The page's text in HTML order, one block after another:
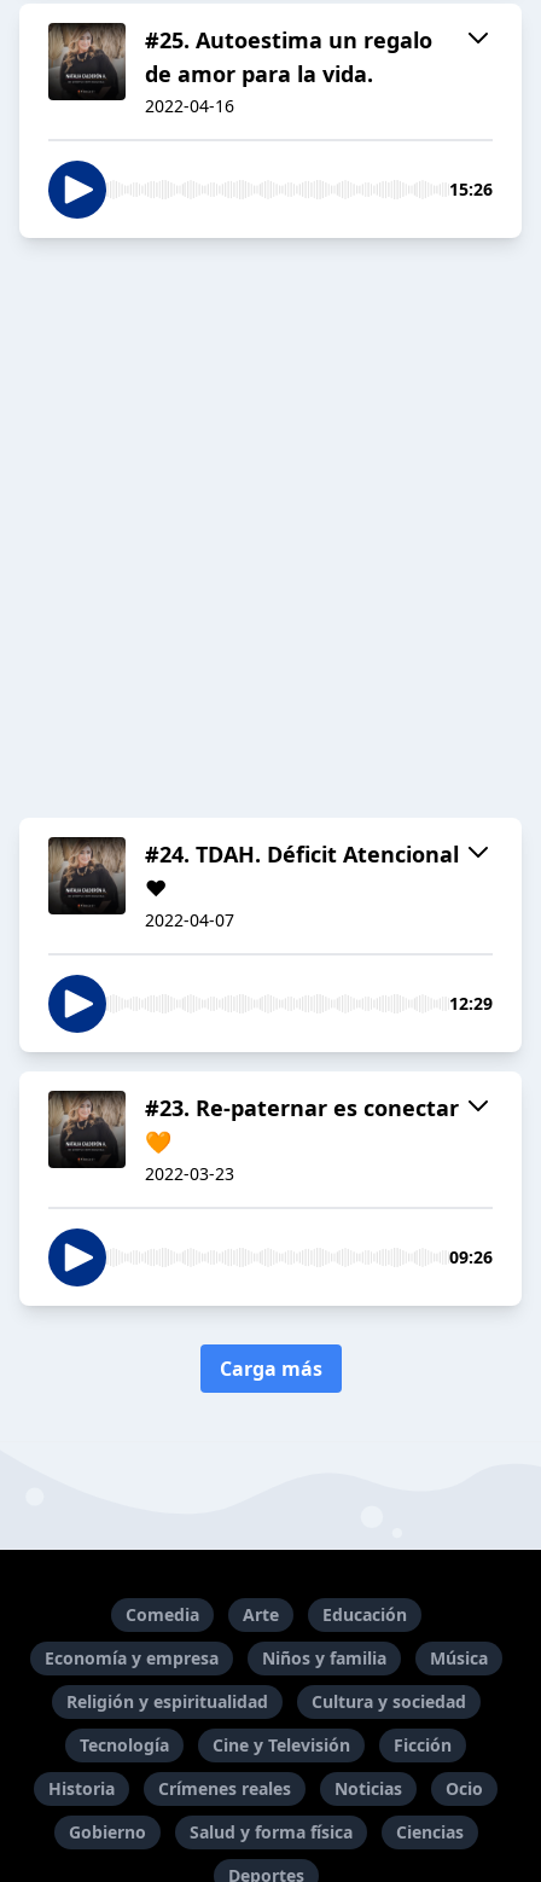
#25. Autoestima un regalo
de amor para la vida.
2022-04-16
15:26
#24. TDAH. Déficit Atencional
❤️
2022-04-07
12:29
#23. Re-paternar es conectar
🧡
2022-03-23
09:26
Carga más
Comedia Arte
Educación
Economía y empresa
Niños y familia
Música
Religión y espiritualidad
Cultura y sociedad
Tecnología
Cine y Televisión
Ficción
Historia
Crímenes reales Noticias
Ocio
Gobierno
Salud y forma física
Ciencias
Deportes